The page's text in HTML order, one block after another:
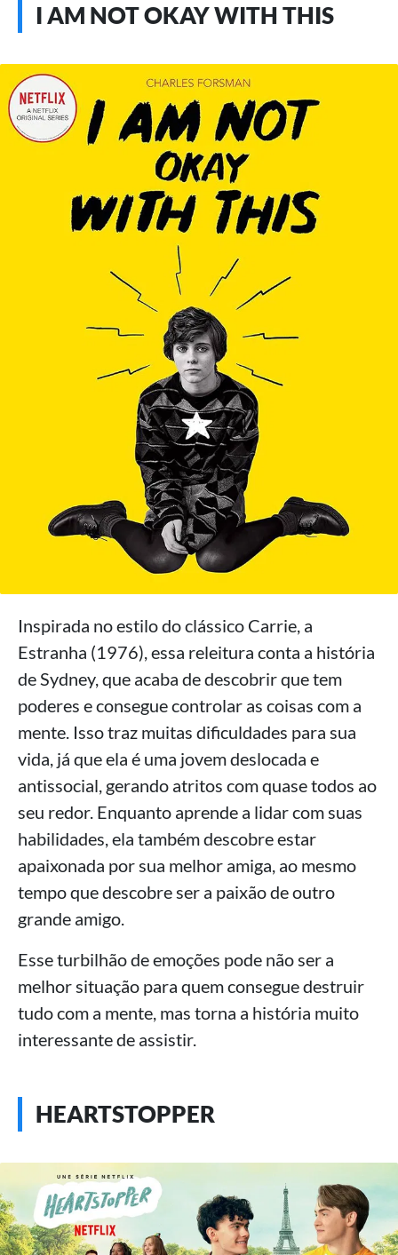
I AM NOT OKAY WITH THIS
Inspirada no estilo do clássico Carrie, a
Estranha (1976), essa releitura conta a história
de Sydney, que acaba de descobrir que tem
poderes e consegue controlar as coisas com a
mente. Isso traz muitas dificuldades para sua
vida, já que ela é uma jovem deslocada e
antissocial, gerando atritos com quase todos ao
seu redor. Enquanto aprende a lidar com suas
habilidades, ela também descobre estar
apaixonada por sua melhor amiga, ao mesmo
tempo que descobre ser a paixão de outro
grande amigo.
Esse turbilhão de emoções pode não ser a
melhor situação para quem consegue destruir
tudo com a mente, mas torna a história muito
interessante de assistir.
HEARTSTOPPER